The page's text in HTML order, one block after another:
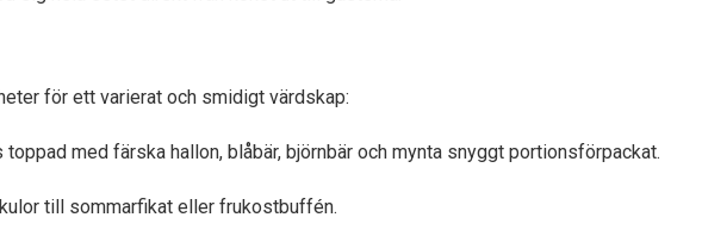
för ett varierat och smidigt värdskap:
med färska hallon, blåbär, björnbär och mynta snyggt portionsförpackat.
till sommarfikat eller frukostbuffén.